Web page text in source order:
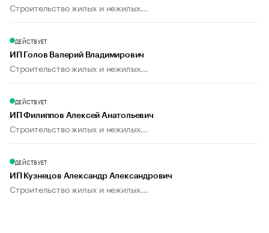
Строительство жилых и нежилых...
ДЕЙСТВУЕТ
ИП Голов Валерий Владимирович
Строительство жилых и нежилых...
ДЕЙСТВУЕТ
ИП Филиппов Алексей Анатольевич
Строительство жилых и нежилых...
ДЕЙСТВУЕТ
ИП Кузнецов Александр Александрович
Строительство жилых и нежилых...